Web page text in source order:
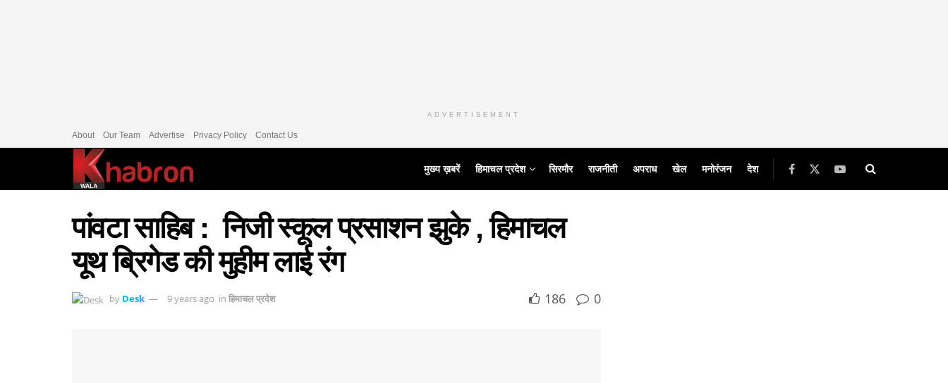
ADVERTISEMENT
About Our Team Advertise Privacy Policy Contact Us
मुख्य ख़बरें हिमाचल प्रदेश सिरमौर राजनीती अपराध खेल मनोरंजन देश
पांवटा साहिब : निजी स्कूल प्रसाशन झुके , हिमाचल
यूथ ब्रिगेड की मुहीम लाई रंग
by Desk 9 years ago in हिमाचल प्रदेश 186 0